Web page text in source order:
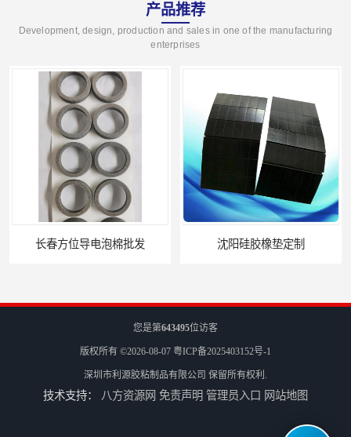
产品推荐
Development, design, production and sales in one of the manufacturing
enterprises
长春方位导电泡棉批发 沈阳硅胶橡垫定制
您是第643495位访客
版权所有 ©2026-08-07 粤ICP备2025403152号-1
深圳市利源胶粘制品有限公司 保留所有权利.
技术支持： 八方资源网 免责声明 管理员入口 网站地图